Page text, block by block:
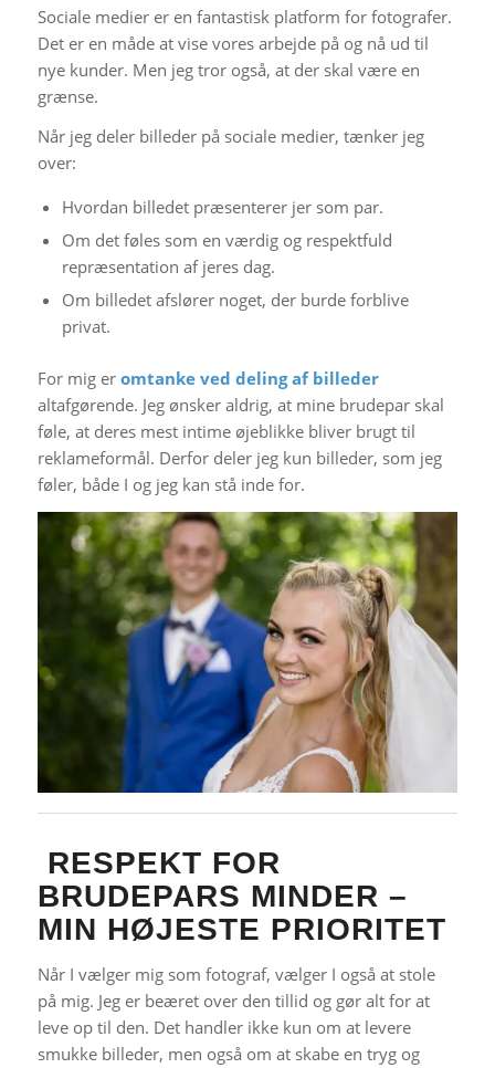
Sociale medier er en fantastisk platform for fotografer.
Det er en måde at vise vores arbejde på og nå ud til
nye kunder. Men jeg tror også, at der skal være en
grænse.
Når jeg deler billeder på sociale medier, tænker jeg
over:
Hvordan billedet præsenterer jer som par.
Om det føles som en værdig og respektfuld
repræsentation af jeres dag.
Om billedet afslører noget, der burde forblive
privat.
For mig er omtanke ved deling af billeder
altafgørende. Jeg ønsker aldrig, at mine brudepar skal
føle, at deres mest intime øjeblikke bliver brugt til
reklameformål. Derfor deler jeg kun billeder, som jeg
føler, både I og jeg kan stå inde for.
RESPEKT FOR
BRUDEPARS MINDER –
MIN HØJESTE PRIORITET
Når I vælger mig som fotograf, vælger I også at stole
på mig. Jeg er beæret over den tillid og gør alt for at
leve op til den. Det handler ikke kun om at levere
smukke billeder, men også om at skabe en tryg og